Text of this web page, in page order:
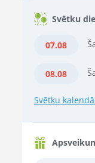
Svētku
07.08
08.08
Svētku